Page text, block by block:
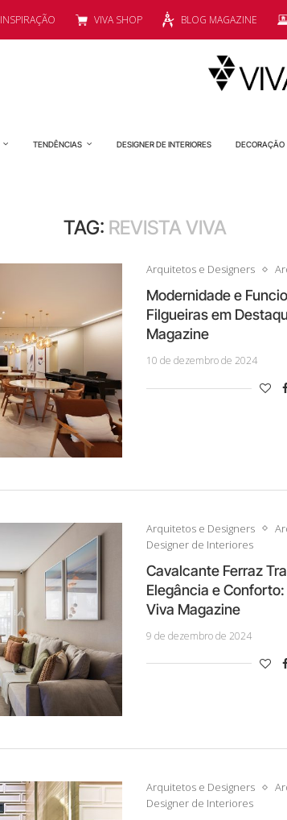
INSPIRAÇÃO VIVA SHOP BLOG MAGAZINE
TENDÊNCIAS DESIGNER DE INTERIORES DECORAÇÃO
TAG: REVISTA VIVA
Arquitetos e Designers
Modernidade e
Filgueiras em
Magazine
10 de dezembro de 2024
Arquitetos e Designers
Designer de Interiores
Cavalcante Ferraz
Elegância e
Viva Magazine
9 de dezembro de 2024
Arquitetos e Designers
Designer de Interiores